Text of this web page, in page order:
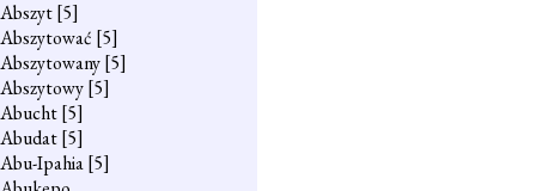
Abszyt[5]
Abszytować [5]
Abszytowany[5]
Abszytowy[5]
Abucht[5]
Abudat[5]
Abu-Ipahia[5]